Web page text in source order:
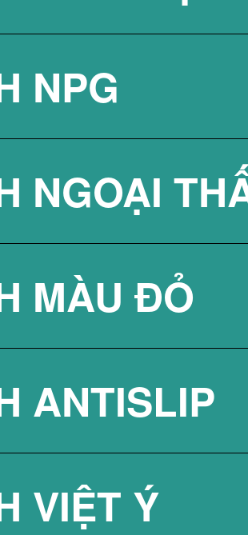
NÓNG
NÓNG
NÓNG
NÓNG
NÓNG
NPG
NPG
NPG
NGOẠI
MÀU ĐỎ
ANTISLIP
VIỆT Ý